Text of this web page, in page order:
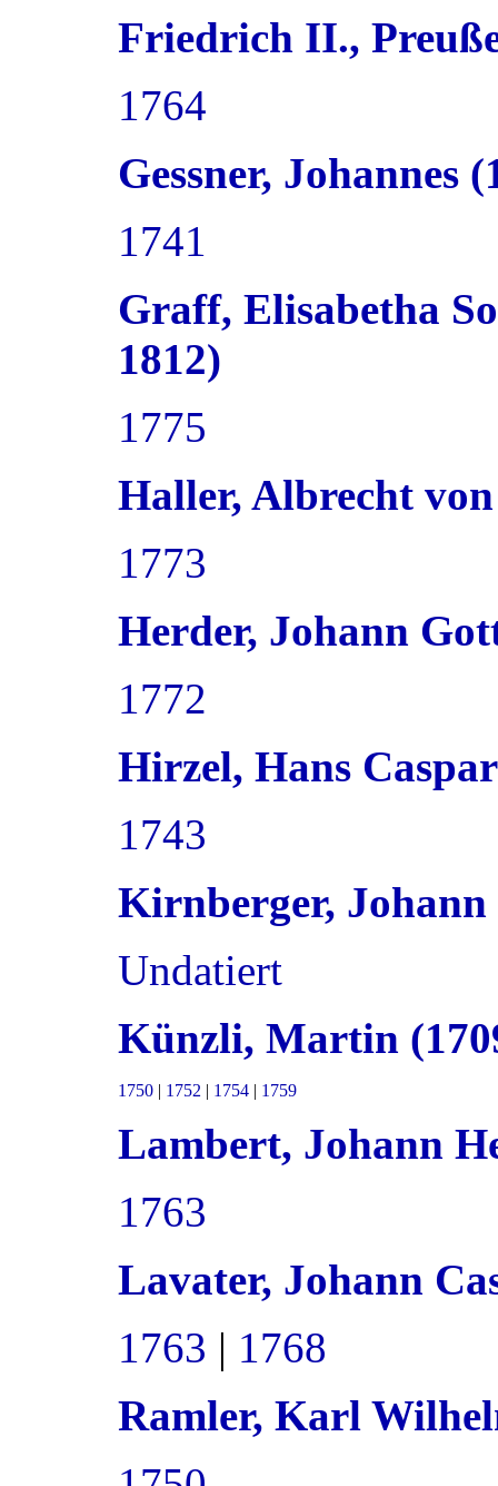
Friedrich II.,
1764
Gessner, Johannes
1741
Graff, Elisabetha
1812)
1775
Haller, Albrecht
1773
Herder, Johann
1772
Hirzel, Hans
1743
Kirnberger,
Undatiert
Künzli, Martin
1750 | 1752 | 1754 | 1759
Lambert, Johann
1763
Lavater, Johann
1763 | 1768
Ramler, Karl